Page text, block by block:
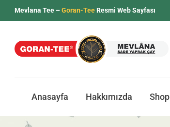
Mevlana Tee –Goran-Tee Resmi Web Sayfası
Anasayfa Hakkımızda Shop